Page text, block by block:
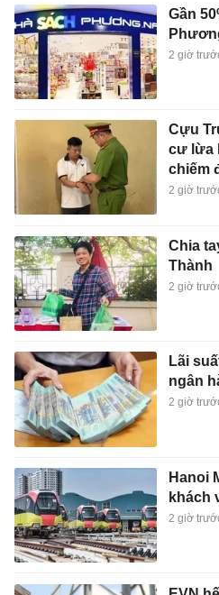
Gần
2 giờ
Cựu
cư lừa
chiếm
2 giờ
Chia
Thành
2 giờ
Lãi
ngân
2 giờ
Hanoi
khách
2 giờ